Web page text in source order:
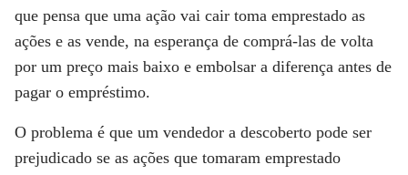
que pensa que uma ação vai cair toma emprestado as
ações e as vende, na esperança de comprá-las de volta
por um preço mais baixo e embolsar a diferença antes de
pagar o empréstimo.
O problema é que um vendedor a descoberto pode ser
prejudicado se as ações que tomaram emprestado